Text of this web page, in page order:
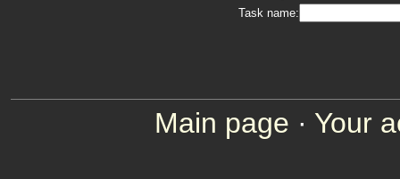
Task name:
Main page · Your